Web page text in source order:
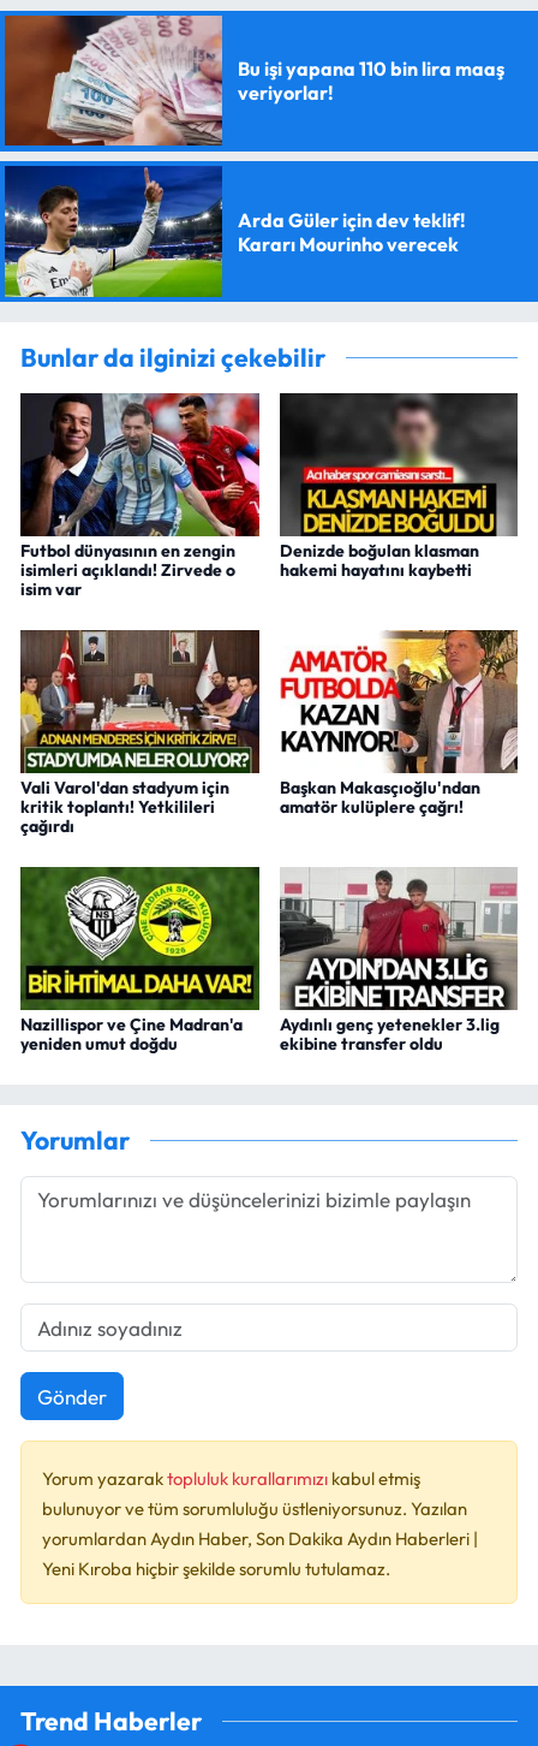
Bu işi yapana 110 bin lira maaş
veriyorlar!
Arda Güler için dev teklif!
Kararı Mourinho verecek
Bunlar da ilginizi çekebilir
Futbol dünyasının en zengin
isimleri açıklandı! Zirvede o
isim var
Denizde boğulan klasman
hakemi hayatını kaybetti
Vali Varol'dan stadyum için
kritik toplantı! Yetkilileri
çağırdı
Başkan Makasçıoğlu'ndan
amatör kulüplere çağrı!
Nazillispor ve Çine Madran'a
yeniden umut doğdu
Aydınlı genç yetenekler 3.lig
ekibine transfer oldu
Yorumlar
Gönder
Yorum yazaraktopluluk kurallarımızı kabul etmiş
bulunuyor ve tüm sorumluluğu üstleniyorsunuz. Yazılan
yorumlardan Aydın Haber, Son Dakika Aydın Haberleri |
Yeni Kıroba hiçbir şekilde sorumlu tutulamaz.
Trend Haberler